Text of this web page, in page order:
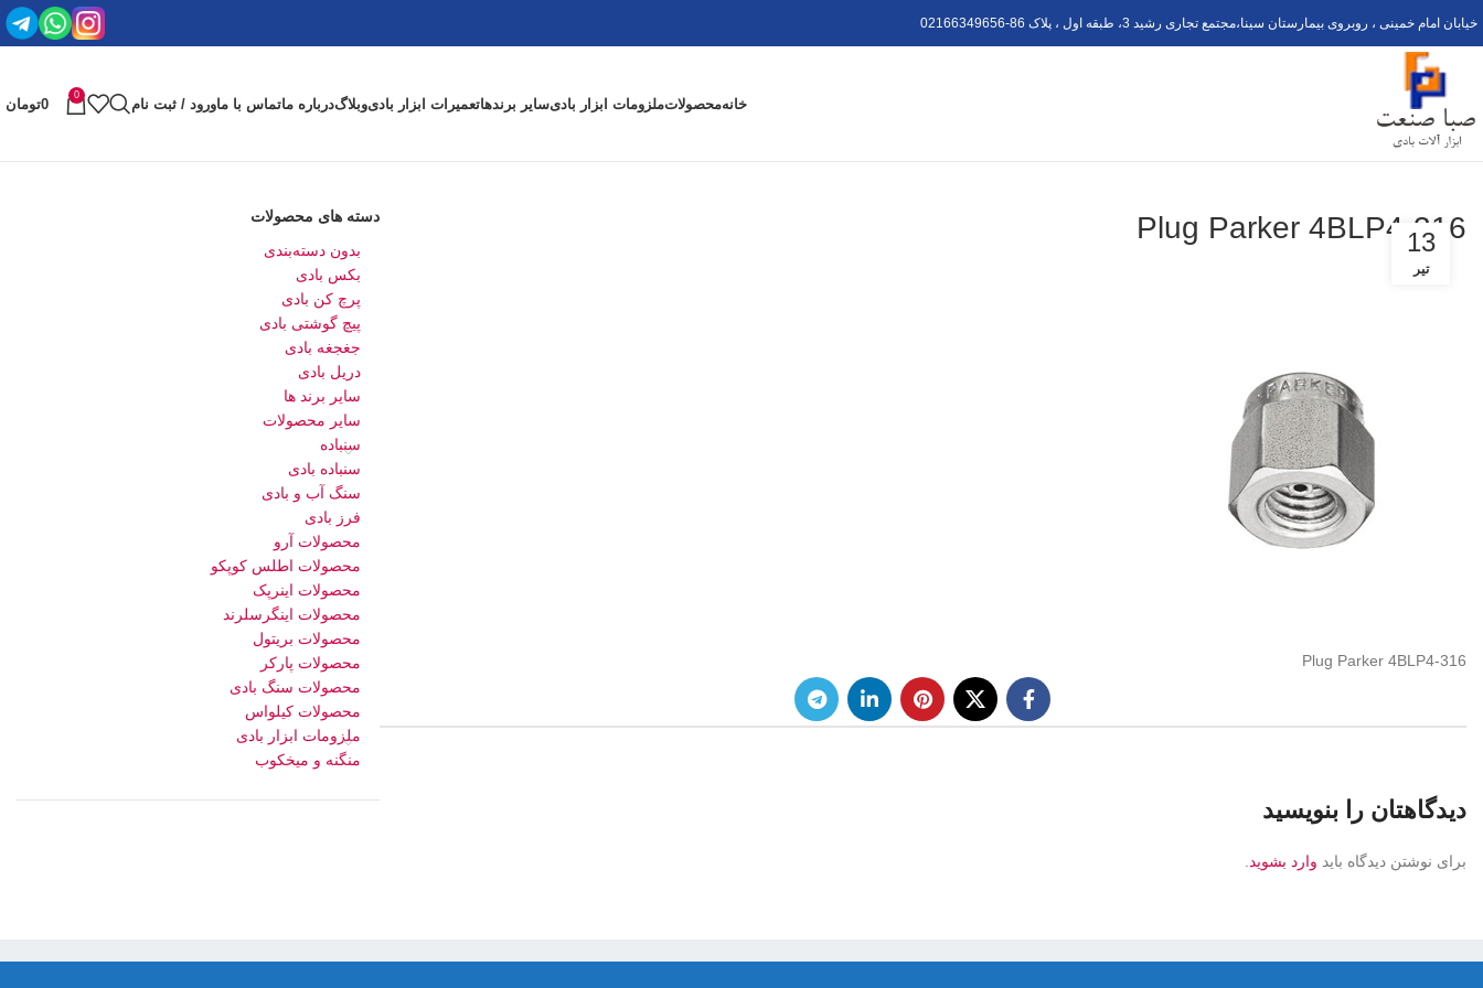
خیابان امام خمینی ، روبروی بیمارستان سینا،مجتمع تجاری رشید 3، طبقه اول ، پلاک 6 02166349656-8
خانهمحصولاتملزومات ابزار بادیسایر برندهاتعمیرات ابزار بادیوبلاگدرباره ماتماس با ماورود / ثبت نام
0
0تومان
Plug Parker 4BLP4-316
13
تیر
Plug Parker 4BLP4-316
دیدگاهتان را بنویسید
برای نوشتن دیدگاه باید وارد بشوید
دسته های محصولات
بدون دسته‌بندی
بکس بادی
پرچ کن بادی
پیچ گوشتی بادی
جغجغه بادی
دریل بادی
سایر برند ها
سایر محصولات
سنباده
سنباده بادی
سنگ آب و بادی
فرز بادی
محصولات آرو
محصولات اطلس کوپکو
محصولات اینرپک
محصولات اینگرسلرند
محصولات بریتول
محصولات پارکر
محصولات سنگ بادی
محصولات کیلواس
ملزومات ابزار بادی
منگنه و میخکوب